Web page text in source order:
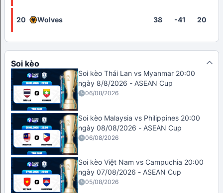
20 Wolves 38 -41 20
Soi kèo
Soi kèo Thái Lan vs Myanmar 20:00
ngày 8/8/2026 - ASEAN Cup
06/08/2026
Soi kèo Malaysia vs Philippines 20:00
ngày 08/08/2026 - ASEAN Cup
06/08/2026
Soi kèo Việt Nam vs Campuchia 20:00
ngày 07/08/2026 - ASEAN Cup
05/08/2026